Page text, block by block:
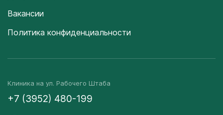
Вакансии
Политика конфиденциальности
Клиника на ул. Рабочего Штаба
+7 (3952) 480-199